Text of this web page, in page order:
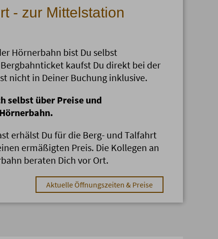
- zur Mittelstation
Hörnerbahn bist Du selbst
kaufst Du direkt bei der
nicht in Deiner Buchung inklusive.
selbst über Preise und
erhälst Du für die Berg- und Talfahrt
ermäßigten Preis. Die Kollegen an
beraten Dich vor Ort.
Aktuelle Öffnungszeiten & Preise